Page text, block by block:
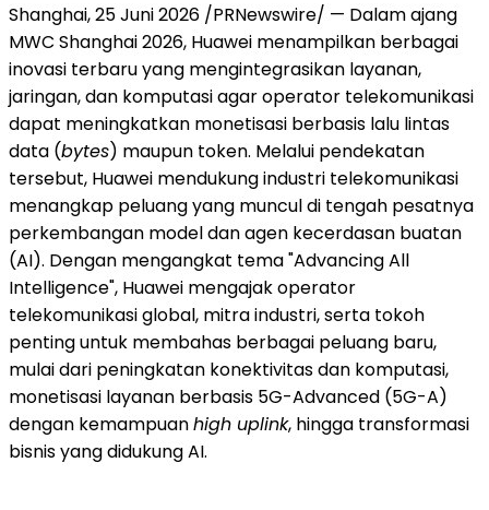
Shanghai, 25 Juni 2026 /PRNewswire/ — Dalam ajang
MWC Shanghai 2026, Huawei menampilkan berbagai
inovasi terbaru yang mengintegrasikan layanan,
jaringan, dan komputasi agar operator telekomunikasi
dapat meningkatkan monetisasi berbasis lalu lintas
data (bytes) maupun token. Melalui pendekatan
tersebut, Huawei mendukung industri telekomunikasi
menangkap peluang yang muncul di tengah pesatnya
perkembangan model dan agen kecerdasan buatan
(AI). Dengan mengangkat tema "Advancing All
Intelligence", Huawei mengajak operator
telekomunikasi global, mitra industri, serta tokoh
penting untuk membahas berbagai peluang baru,
mulai dari peningkatan konektivitas dan komputasi,
monetisasi layanan berbasis 5G-Advanced (5G-A)
dengan kemampuanhigh uplink, hingga transformasi
bisnis yang didukung AI.